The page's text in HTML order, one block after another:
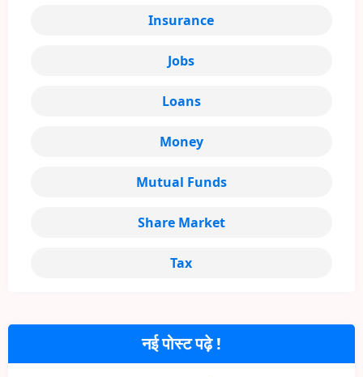
नई पोस्ट पढ़े !
Insurance
Jobs
Loans
Money
Mutual Funds
Share Market
Tax